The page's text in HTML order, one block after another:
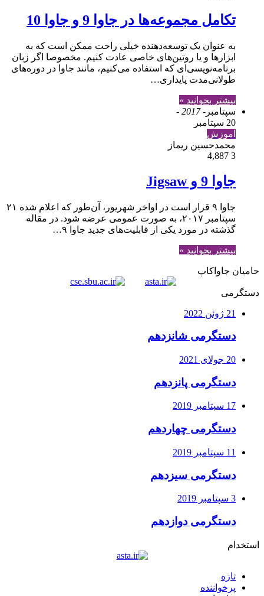
تکامل مجموعه‌ها در جاوا 9 و جاوا 10
به عنوان یک توسعه‌دهنده خیلی راحت ممکن است که به
ابزارها و یا روتین‌های خاصی عادت کنیم. مخصوصا اگر زبان‌
برنامه‌نویسی‌ای که استفاده می‌کنیم، مانند جاوا در دوره‌های
طولانی‌مدت پایداری…
بیشتر بخوانید »
سپتامبر - 2017 -
20 سپتامبر
آموزش
محمدحسین ریماز
3
جاوا 9 و Jigsaw
جاوا ۹ قرار است در اواخر شهریور، آن‌طور که اعلام شده ۲۱
سپتامبر ۲۰۱۷، به صورت عمومی عرضه شود. در مقاله
گذشته در مورد یکی از قابلیت‌های جدید جاوا ۹…
بیشتر بخوانید »
حامیان جاواکاپ
دستگرمی
21 ژوئن 2022
دستگرمی شانزدهم
20 جولای 2021
دستگرمی پانزدهم
17 سپتامبر 2019
دستگرمی چهاردهم
11 سپتامبر 2019
دستگرمی سیزدهم
3 سپتامبر 2019
دستگرمی دوازدهم
استخدام
تازه
پرخواننده